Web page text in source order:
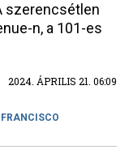
szerencsétlen
n, a 101-es
2024. ÁPRILIS 21. 06:09